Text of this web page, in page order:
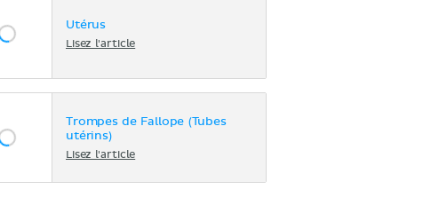
Utérus
Lisez l'article
Trompes de Fallope (Tubes
utérins)
Lisez l'article